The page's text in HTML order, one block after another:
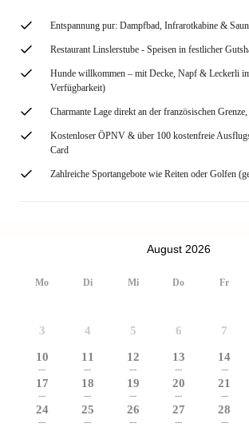
Entspannung pur: Dampfbad, Infrarotkabine &
Restaurant Linslerstube - Speisen in festlicher
Hunde willkommen – mit Decke, Napf & Leckerli
Verfügbarkeit)
Charmante Lage direkt an der französischen
Kostenloser ÖPNV & über 100 kostenfreie
Card
Zahlreiche Sportangebote wie Reiten oder Golfen
August 2026
Mo Di Mi Do Fr
3 4 5 6 7
10
---
11
---
12
---
13
---
14
---
17
---
18
---
19
---
20
---
21
---
24
---
25
---
26
---
27
---
28
---